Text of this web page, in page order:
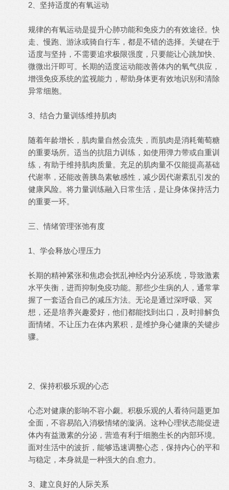
2、坚持适度的有氧运动
规律的有氧运动是提升心肺功能和免疫力的有效途径。快
走、慢跑、游泳或骑自行车，都是不错的选择。关键在于
适度与坚持，不需要追求极限强度，只要能让心跳加快、
微微出汗即可。长期的适度运动能改善体内的氧气供应，
增强免疫系统的监视能力，帮助身体更有效地识别和清除
异常细胞。
3、结合力量训练维持肌肉
随着年龄增长，肌肉量自然会流失，而肌肉是消耗葡萄糖
的重要场所。适当的抗阻力训练，如使用弹力带或自重训
练，有助于维持肌肉质量。充足的肌肉量不仅能提高基础
代谢率，还能改善胰岛素敏感性，减少因代谢紊乱引发的
健康风险。将力量训练融入日常生活，是让身体保持活力
的重要一环。
三、情绪管理张弛有度
1、学会释放心理压力
长期的精神紧张和焦虑会扰乱神经内分泌系统，导致激素
水平失衡，进而抑制免疫功能。那些少生病的人，通常掌
握了一套适合自己的减压方法。无论是通过深呼吸、冥
想，还是培养兴趣爱好，他们都能找到出口，及时排解负
面情绪。不让压力在体内累积，是维护身心健康的关键步
骤。
2、保持积极乐观的心态
心态对健康的影响不容小觑。积极乐观的人看待问题更加
全面，不容易陷入消极情绪的漩涡。这种心理状态能促进
体内有益激素的分泌，营造有利于细胞生长的内部环境。
面对生活中的波折，能够迅速调整心态，保持内心的平和
与稳定，本身就是一种强大的自.愈力。
3、建立良好的人际关系